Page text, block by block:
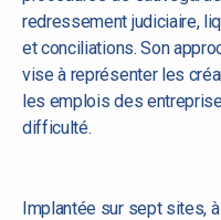
redressement judiciaire,
et conciliations. Son
vise à représenter les
les emplois des
difficulté.
Implantée sur sept sites,